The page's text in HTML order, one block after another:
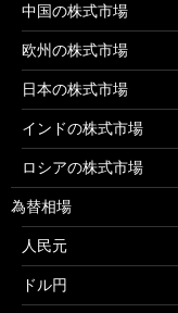
中国の株式市場
欧州の株式市場
日本の株式市場
インドの株式市場
ロシアの株式市場
為替相場
人民元
ドル円